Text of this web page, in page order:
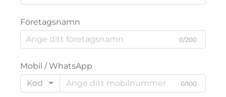
Företagsnamn
0/200
Mobil / WhatsApp
Kod
0/100